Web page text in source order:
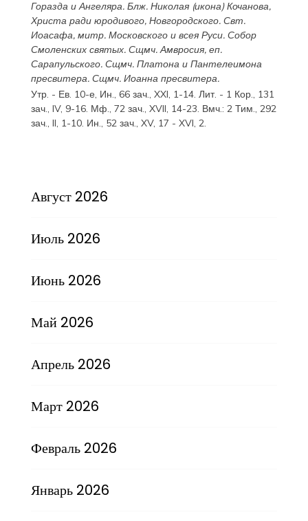
ГораздаиАнгеляра. Блж. Николая(икона) Кочанова,
Христа ради юродивого, Новгородского. Свт.
Иоасафа, митр. Московского и всея Руси. Собор
Смоленских святых. Сщмч.Амвросия, еп.
Сарапульского. Сщмч. Платонаи Пантелеимона
пресвитера. Сщмч. Иоаннапресвитера.
Утр. - Ев. 10-е, Ин., 66 зач., XXI, 1-14. Лит. - 1 Кор., 131
зач., IV, 9-16. Мф., 72 зач., XVII, 14-23. Вмч.: 2 Тим., 292
зач., II, 1-10. Ин., 52 зач., XV, 17 - XVI, 2.
Август 2026
Июль 2026
Июнь 2026
Май 2026
Апрель 2026
Март 2026
Февраль 2026
Январь 2026